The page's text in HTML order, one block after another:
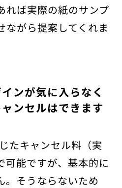
れば実際の紙のサンプ
ながら提案してくれま
ンが気に入らなく
ンセルはできます
たキャンセル料（実
可能ですが、基本的に
。そうならないため